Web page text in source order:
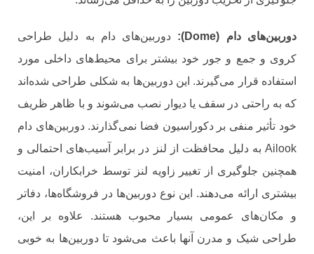
دوربین‌های دام (Dome
): دوربین‌های دام به دلیل طراحی
کروی و جمع‌ و جور خود بیشتر برای محیط‌های داخلی مورد
استفاده قرار می‌گیرند. این دوربین‌ها به شکلی طراحی شده‌اند
که به راحتی در سقف یا دیوار نصب می‌شوند و با ظاهر ظریف
خود تأثیر منفی بر دکوراسیون فضا نمی‌گذارند. دوربین‌های دام
Ailook به دلیل محافظت از لنز در برابر آسیب‌های احتمالی و
همچنین جلوگیری از تغییر زاویه لنز توسط خرابکاران، امنیت
بیشتری ارائه می‌دهند. این نوع دوربین‌ها در فروشگاه‌ها، دفاتر
و مکان‌های عمومی بسیار محبوب هستند. علاوه بر این،
طراحی شیک و مدرن آنها باعث می‌شود تا دوربین‌ها به‌ خوبی